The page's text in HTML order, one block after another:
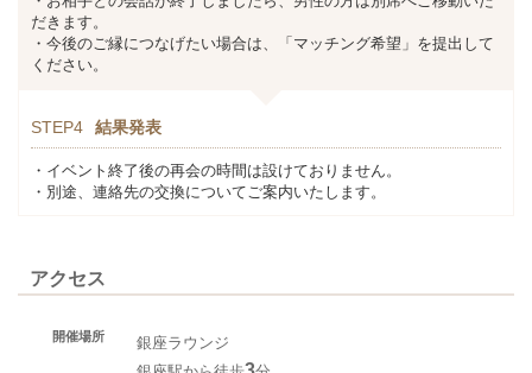
だきます。
・今後のご縁につなげたい場合は、「マッチング希望」を提出して
ください。
STEP4 結果発表
・イベント終了後の再会の時間は設けておりません。
・別途、連絡先の交換についてご案内いたします。
アクセス
開催場所
銀座ラウンジ